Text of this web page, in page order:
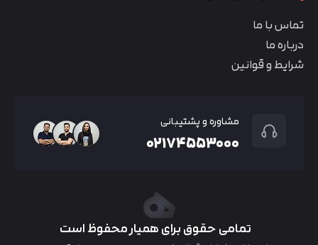
تماس با ما
درباره ما
شرایط و قوانین
مشاوره و پشتیبانی
۰۲۱۷۴۵۵۳۰۰۰
تمامی حقوق برای همیار محفوظ است